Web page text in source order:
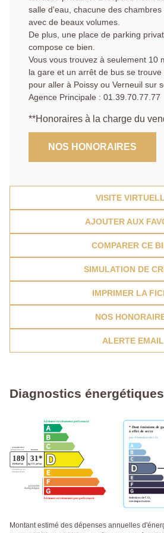
salle d'eau, chacune des
avec de beaux volumes.
De plus, une place de parking
compose ce bien.
Vous vous trouvez à seulement 10
la gare et un arrêt de bus se
pour aller à Poissy ou Verneuil sur
Agence Principale : 01.39.70.77.77
**Honoraires à la charge du
NOS HONORAIRES
VISITE
AJOUTER AUX
COMPARER CE
SIMULATION DE
IMPRIMER LA
NOS
ALERTE EMAIL
Diagnostics énergétiques
Montant estimé des dépenses annuelles